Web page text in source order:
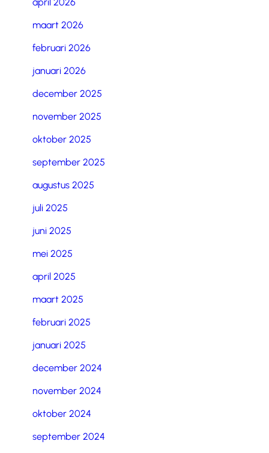
maart 2026
februari 2026
januari 2026
december 2025
november 2025
oktober 2025
september 2025
augustus 2025
juli 2025
juni 2025
mei 2025
april 2025
maart 2025
februari 2025
januari 2025
december 2024
november 2024
oktober 2024
september 2024